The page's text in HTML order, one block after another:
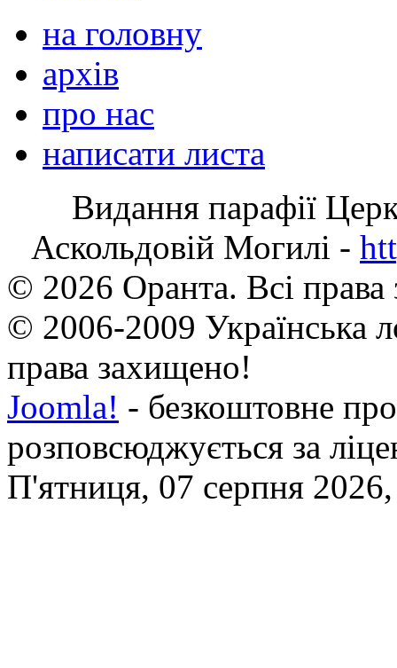
на головну
архів
про нас
написати листа
Видання парафії
Аскольдовій Могилі -
© 2026 Оранта. Всі
© 2006-2009 Українська
права захищено!
Joomla! - безкоштовне
розповсюджується за
П'ятниця, 07 серпня